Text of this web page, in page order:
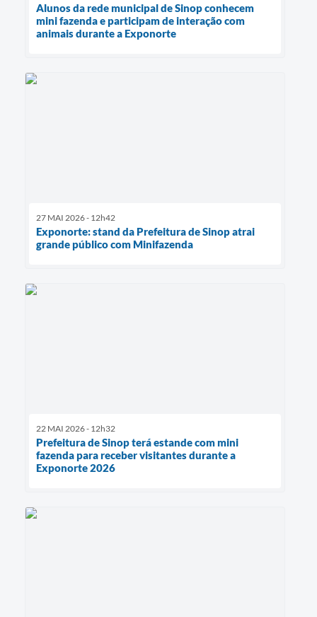
Alunos da rede municipal de Sinop conhecem
mini fazenda e participam de interação com
animais durante a Exponorte
27 MAI 2026 - 12h42
Exponorte: stand da Prefeitura de Sinop atrai
grande público com Minifazenda
22 MAI 2026 - 12h32
Prefeitura de Sinop terá estande com mini
fazenda para receber visitantes durante a
Exponorte 2026